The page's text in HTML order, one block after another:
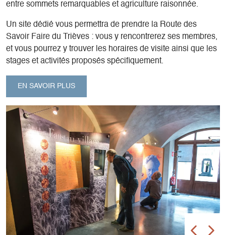
entre sommets remarquables et agriculture raisonnée.
Un site dédié vous permettra de prendre la Route des
Savoir Faire du Trièves : vous y rencontrerez ses membres,
et vous pourrez y trouver les horaires de visite ainsi que les
stages et activités proposés spécifiquement.
EN SAVOIR PLUS